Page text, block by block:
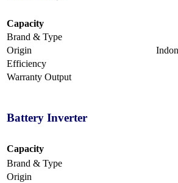
Capacity
Brand & Type
Origin
Efficiency
Warranty Output
Battery Inverter
Capacity
Brand & Type
Origin